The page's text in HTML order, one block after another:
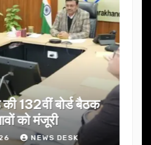
132वीं बोर्ड बैठक
को मंजूरी
NEWS DESK